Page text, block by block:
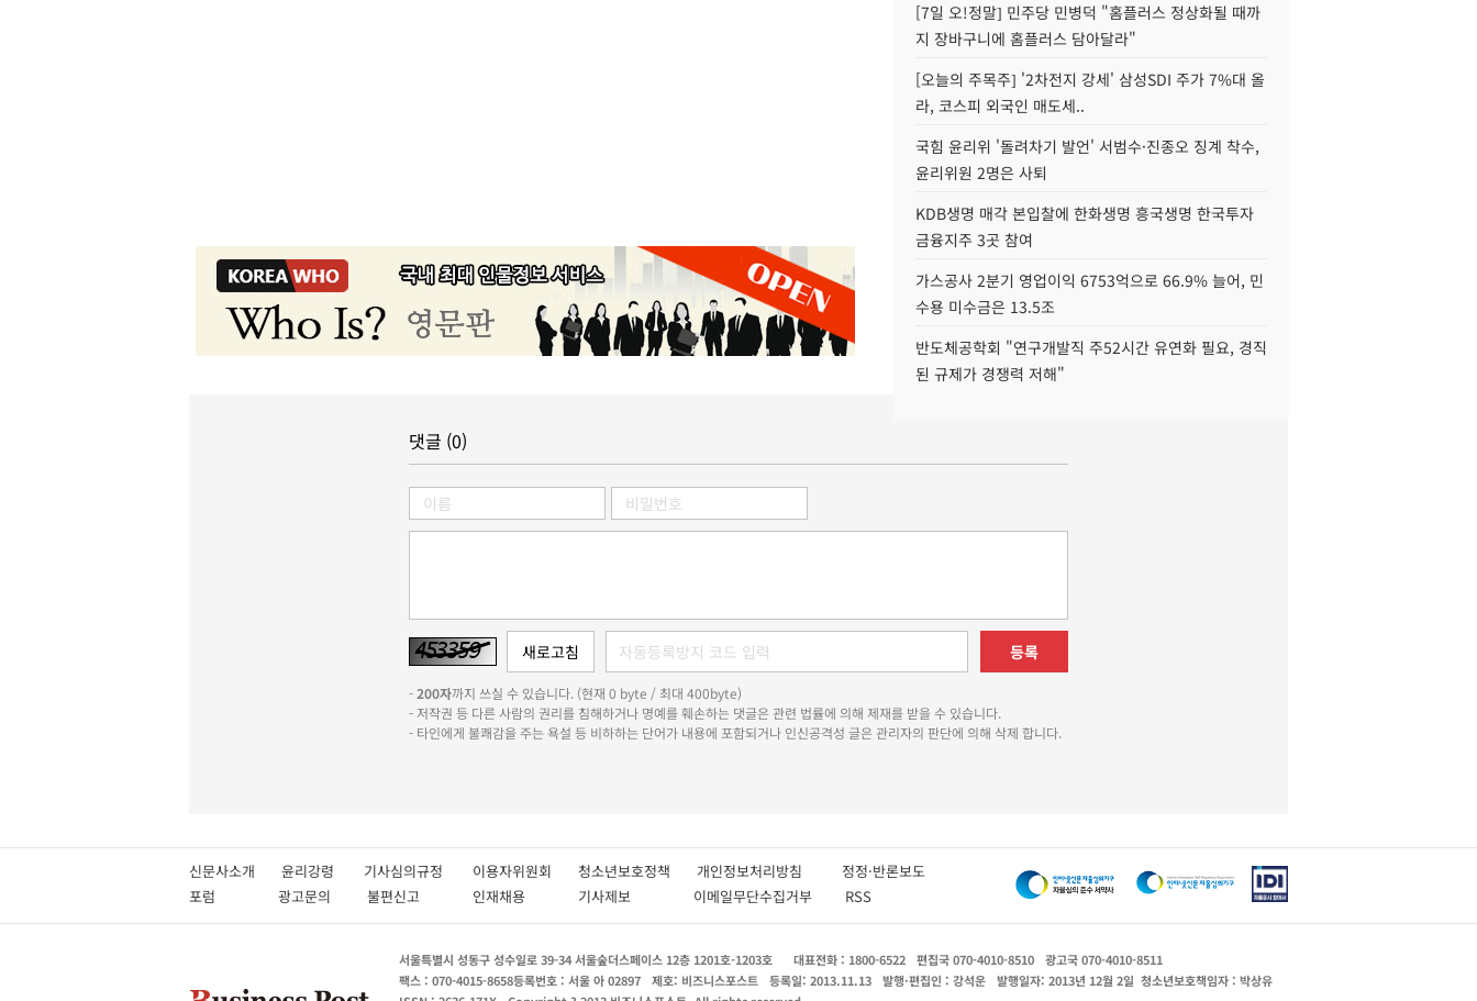
[7일 오!정말] 민주당 민병덕 "홈플러스 정상화될 때까
지 장바구니에 홈플러스 담아달라"
[오늘의 주목주] '2차전지 강세' 삼성SDI 주가 7%대 올
라, 코스피 외국인 매도세..
국힘 윤리위 '돌려차기 발언' 서범수·진종오 징계 착수,
윤리위원 2명은 사퇴
KDB생명 매각 본입찰에 한화생명 흥국생명 한국투자
금융지주 3곳 참여
가스공사 2분기 영업이익 6753억으로 66.9% 늘어, 민
수용 미수금은 13.5조
반도체공학회 "연구개발직 주52시간 유연화 필요, 경직
된 규제가 경쟁력 저해"
댓글 (0)
등록
-200자까지 쓰실 수 있습니다. (현재 0 byte / 최대 400byte)
- 저작권 등 다른 사람의 권리를 침해하거나 명예를 훼손하는 댓글은 관련 법률에 의해 제재를 받을 수 있습니다.
- 타인에게 불쾌감을 주는 욕설 등 비하하는 단어가 내용에 포함되거나 인신공격성 글은 관리자의 판단에 의해 삭제 합니다.
신문사소개 윤리강령 기사심의규정 이용자위원회 청소년보호정책 개인정보처리방침 정정·반론보도
포럼
광고문의 불편신고 인재채용 기사제보 이메일무단수집거부 RSS
서울특별시 성동구 성수일로 39-34 서울숲더스페이스 12층 1201호-1203호 대표전화 : 1800-6522 편집국 070-4010-8510
광고국 070-4010-8511
팩스 : 070-4015-8658등록번호 : 서울 아 02897 제호: 비즈니스포스트 등록일: 2013.11.13 발행·편집인 : 강석운 발행일자: 2013년 12월 2일 청소년보호책임자 : 박상유